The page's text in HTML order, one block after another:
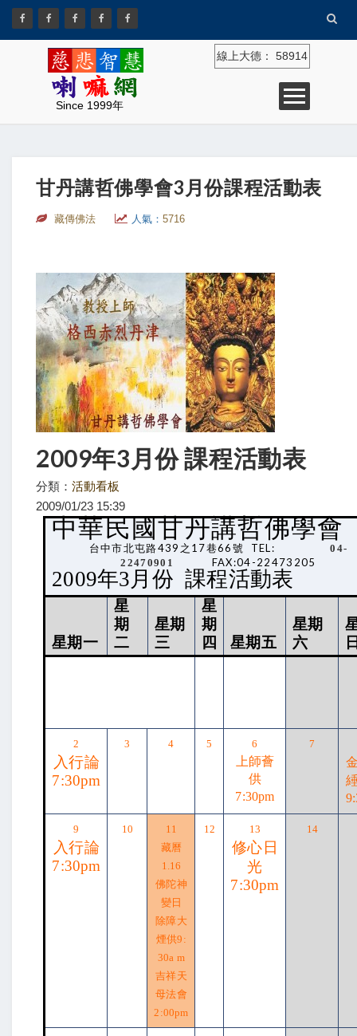
Since 1999年
線上大德： 58914
甘丹講哲佛學會3月份課程活動表
藏傳佛法 人氣： 5716
2009年3月份 課程活動表
分類： 活動看板
2009/01/23 15:39
中華民國甘丹講哲佛學會
台中市北屯路439 之 17巷66 號 TEL:
04-
22470901
FAX:04-22473205
2009年3月份 課程活動表
星期一
星
期
二
星期
三
星
期
四
星期五
星期
六
2
入行論
7:30pm
3 4 5 6
上師薈
供
7:30pm
7
9
入行論
7:30pm
10
11
藏曆
1.16
佛陀神
變日
除障大
煙供9:
30a m
吉祥天
母法會
2:00pm
12 13
修心日
光
7:30pm
14